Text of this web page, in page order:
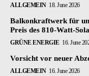
ALLGEMEIN 18. June 2026
Balkonkraftwerk für
Preis des 810-Watt-
GRÜNE ENERGIE 16. June
Vorsicht vor neuer
ALLGEMEIN 16. June 2026